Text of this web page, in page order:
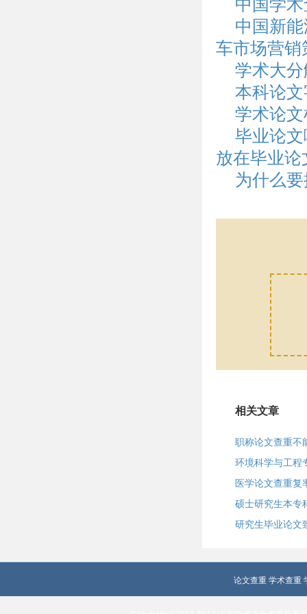
中国学
中国新
车市场营销
学术大
本科论
学术论
毕业论
放在毕业论
为什么
相关文章
职称论文查重不
环境科学与工程
医学论文查重复
硕士研究生本专
研究生毕业论文
论文查重 学术查重